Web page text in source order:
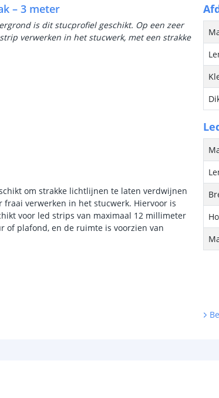
– 3 meter
is dit stucprofiel geschikt. Op een zeer
verwerken in het stucwerk, met een strakke
om strakke lichtlijnen te laten verdwijnen
verwerken in het stucwerk. Hiervoor is
voor led strips van maximaal 12 millimeter
of plafond, en de ruimte is voorzien van